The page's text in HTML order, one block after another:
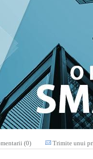
(0) Trimite unui